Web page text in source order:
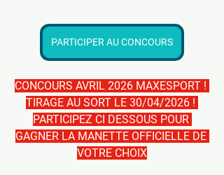
PARTICIPER AU CONCOURS
CONCOURS AVRIL 2026 MAXESPORT !
TIRAGE AU SORT LE 30/04/2026 !
PARTICIPEZ CI DESSOUS POUR
GAGNER LA MANETTE OFFICIELLE DE
VOTRE CHOIX